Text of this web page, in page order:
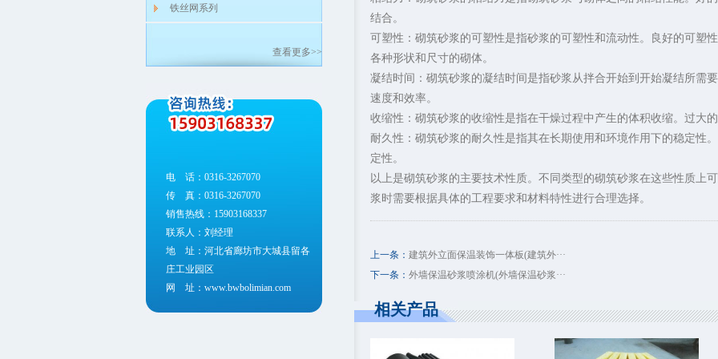
铁丝网系列
查看更多>>
电 话：0316-3267070
传 真：0316-3267070
销售热线：15903168337
联系人：刘经理
地 址：河北省廊坊市大城县留各
庄工业园区
网 址：www.bwbolimian.com
结合。
可塑性：砌筑砂浆的可塑性是指砂浆的可塑性和流动性。良好的可塑
各种形状和尺寸的砌体。
凝结时间：砌筑砂浆的凝结时间是指砂浆从拌合开始到开始凝结所需
速度和效率。
收缩性：砌筑砂浆的收缩性是指在干燥过程中产生的体积收缩。过大
耐久性：砌筑砂浆的耐久性是指其在长期使用和环境作用下的稳定性
定性。
以上是砌筑砂浆的主要技术性质。不同类型的砌筑砂浆在这些性质上
浆时需要根据具体的工程要求和材料特性进行合理选择。
上一条： 建筑外立面保温装饰一体板(建筑外···
下一条： 外墙保温砂浆喷涂机(外墙保温砂浆···
相关产品